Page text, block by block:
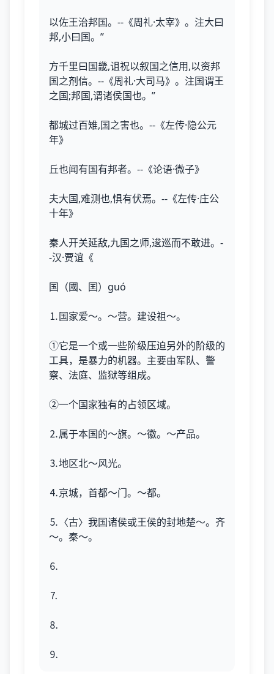
以佐王治邦国。--《周礼·太宰》。注大曰
邦,小曰国。”
方千里曰国畿,诅祝以叙国之信用,以资邦
国之剂信。--《周礼·大司马》。注国谓王
之国;邦国,谓诸侯国也。”
都城过百雉,国之害也。--《左传·隐公元
年》
丘也闻有国有邦者。--《论语·微子》
夫大国,难测也,惧有伏焉。--《左传·庄公
十年》
秦人开关延敌,九国之师,逡巡而不敢进。-
-汉·贾谊《
国（國、囯）guó
⒈国家爱～。～营。建设祖～。
①它是一个或一些阶级压迫另外的阶级的
工具，是暴力的机器。主要由军队、警
察、法庭、监狱等组成。
②一个国家独有的占领区域。
⒉属于本国的～旗。～徽。～产品。
⒊地区北～风光。
⒋京城，首都～门。～都。
⒌〈古〉我国诸侯或王侯的封地楚～。齐
～。秦～。
⒍
⒎
⒏
⒐